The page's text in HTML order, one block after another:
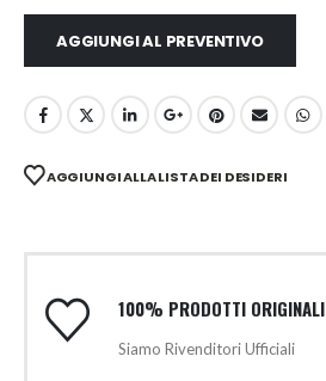
AGGIUNGI AL PREVENTIVO
AGGIUNGI ALLA LISTA DEI DESIDERI
100% PRODOTTI ORIGINALI
Siamo Rivenditori Ufficiali